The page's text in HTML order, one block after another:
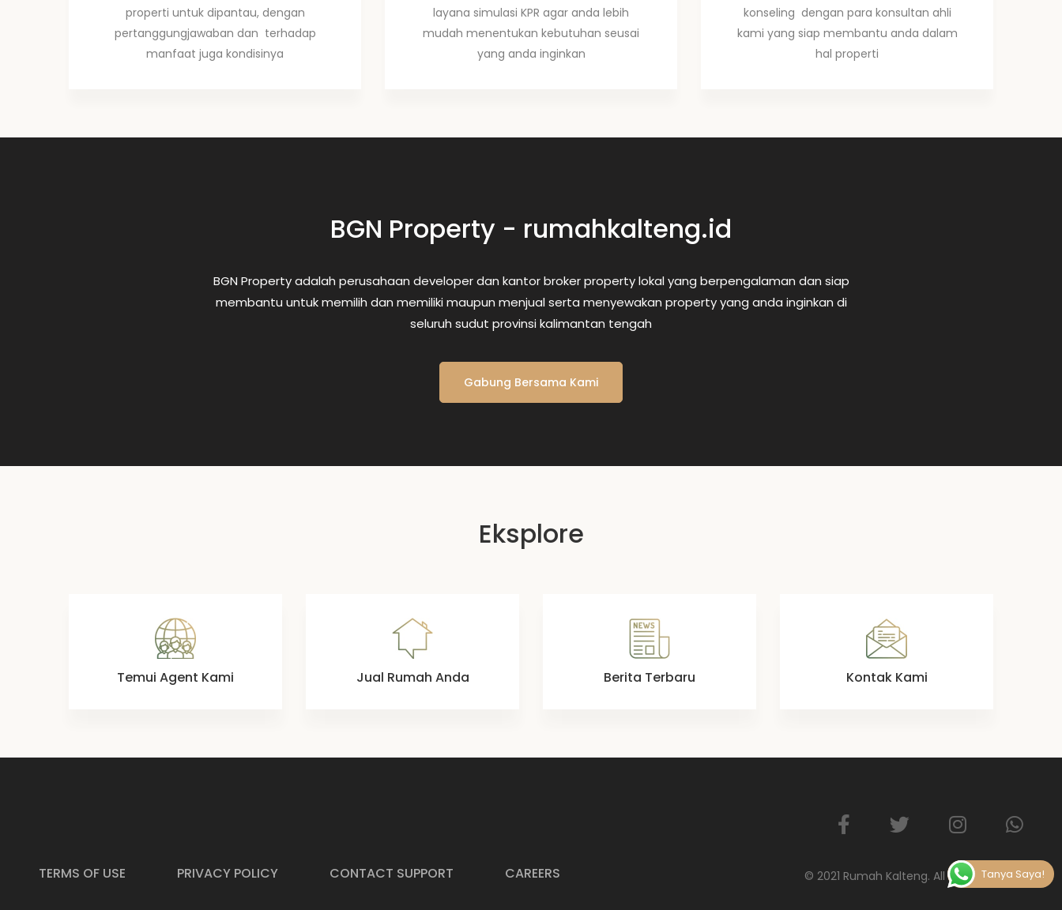
properti untuk dipantau, dengan
pertanggungjawaban dan terhadap
manfaat juga kondisinya
layana simulasi KPR agar anda lebih
mudah menentukan kebutuhan seusai
yang anda inginkan
konseling dengan para konsultan ahli
kami yang siap membantu anda dalam
hal properti
BGN Property - rumahkalteng.id
BGN Property adalah perusahaan developer dan kantor broker property lokal yang berpengalaman dan siap
membantu untuk memilih dan memiliki maupun menjual serta menyewakan property yang anda inginkan di
seluruh sudut provinsi kalimantan tengah
Gabung Bersama Kami
Eksplore
Temui Agent Kami Jual Rumah Anda Berita Terbaru Kontak Kami
TERMS OF USE PRIVACY POLICY CONTACT SUPPORT CAREERS © 2021 Rumah Kalteng. All Rights Reserved
Tanya Saya!